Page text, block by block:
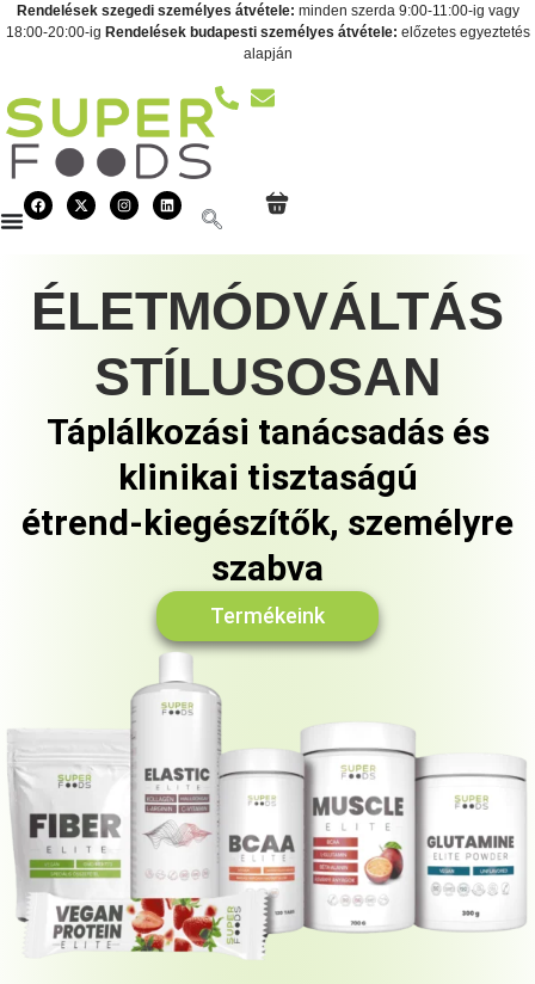
Rendelések szegedi személyes átvétele: minden szerda 9:00-11:00-ig vagy
18:00-20:00-ig Rendelések budapesti személyes átvétele: előzetes egyeztetés
alapján
ÉLETMÓDVÁLTÁS
STÍLUSOSAN
Táplálkozási tanácsadás és
klinikai tisztaságú
étrend-kiegészítők, személyre
szabva
Termékeink